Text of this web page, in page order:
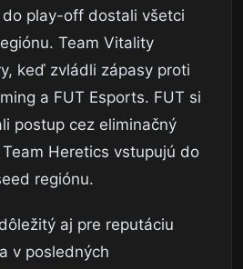
play-off dostali všetci
Team Vitality
keď zvládli zápasy proti
a FUT Esports. FUT si
postup cez eliminačný
Heretics vstupujú do
regiónu.
aj pre reputáciu
v posledných